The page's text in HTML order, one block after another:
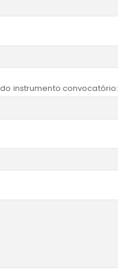
instrumento convocatório: